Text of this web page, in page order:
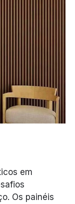
em
Os painéis